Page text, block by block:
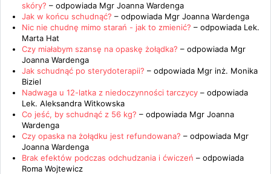
skóry? – odpowiada Mgr Joanna Wardenga
Jak w końcu schudnąć? – odpowiada Mgr Joanna Wardenga
Nic nie chudnę mimo starań - jak to zmienić? – odpowiada Lek.
Marta Hat
Czy miałabym szansę na opaskę żołądka? – odpowiada Mgr
Joanna Wardenga
Jak schudnąć po sterydoterapii? – odpowiada Mgr inż. Monika
Biziel
Nadwaga u 12-latka z niedoczynności tarczycy – odpowiada
Lek. Aleksandra Witkowska
Co jeść, by schudnąć z 56 kg? – odpowiada Mgr Joanna
Wardenga
Czy opaska na żołądku jest refundowana? – odpowiada Mgr
Joanna Wardenga
Brak efektów podczas odchudzania i ćwiczeń – odpowiada
Roma Wojtewicz